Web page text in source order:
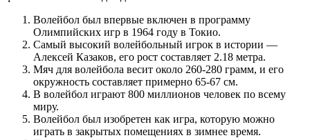
Волейбол был впервые включен в программу
Олимпийских игр в 1964 году в Токио.
Самый высокий волейбольный игрок в истории —
Алексей Казаков, его рост составляет 2.18 метра.
Мяч для волейбола весит около 260-280 грамм, и его
окружность составляет примерно 65-67 см.
В волейбол играют 800 миллионов человек по всему
миру.
Волейбол был изобретен как игра, которую можно
играть в закрытых помещениях в зимнее время.